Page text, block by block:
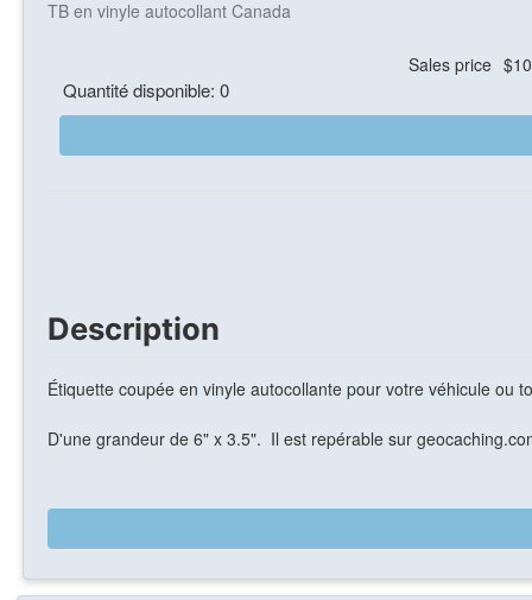
TB en vinyle autocollant Canada
Sales price
Quantité disponible: 0
Description
Étiquette coupée en vinyle autocollante pour votre véhicule ou
D'une grandeur de 6" x 3.5". Il est repérable sur